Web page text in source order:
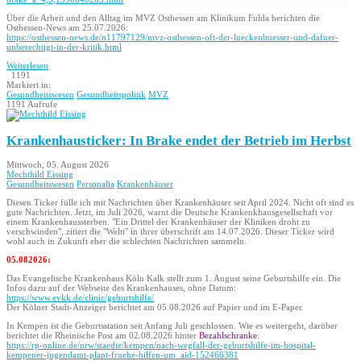
Über die Arbeit und den Alltag im MVZ Osthessen am Klinikum Fulda berichten die
Osthessen-News am 25.07.2026:
https://osthessen-news.de/n11797129/mvz-osthessen-oft-der-lueckenbuesser-und-dafuer-
unberechtigt-in-der-kritik.html
Weiterlesen
1191
Markiert in:
Gesundheitswesen Gesundheitspolitik MVZ
1191 Aufrufe
Krankenhausticker: In Brake endet der Betrieb im Herbst
Mittwoch, 05. August 2026
Mechthild Eissing
Gesundheitswesen Personalia Krankenhäuser
Diesen Ticker fülle ich mit Nachrichten über Krankenhäuser seit April 2024. Nicht oft sind es
gute Nachrichten. Jetzt, im Juli 2026, warnt die Deutsche Krankenkhausgesellschaft vor
einem Krankenhaussterben. "Ein Drittel der Krankenhäuser der Kliniken droht zu
verschwinden", zitiert die "Weltt" in ihrer überschrift am 14.07.2026. Dieser Ticker wird
wohl auch in Zukunft eher die schlechten Nachrichten sammeln.
05.082026:
Das Evangelische Krankenhaus Köln Kalk stellt zum 1. August seine Geburtshilfe ein. Die
Infos dazu auf der Webseite des Krankenhauses, ohne Datum:
https://www.evkk.de/clinic/geburtshilfe/
Der Kölner Stadt-Anzeiger berichtet am 05.08.2026 auf Papier und im E-Paper.
In Kempen ist die Geburtsstation seit Anfang Juli geschlossen. Wie es weitergeht, darüber
berichtet die Rheinische Post am 02.08.2026 hinter Bezahlschranke:
https://rp-online.de/nrw/staedte/kempen/nach-wegfall-der-geburtshilfe-im-hospital-
kempener-jugendamt-plant-fruehe-hilfen-um_aid-152466381